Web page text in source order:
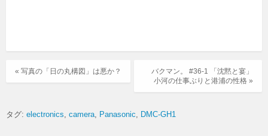
バクマン。 #36-1 「沈黙と宴」
小河の仕事ぶりと港浦の性格 »
« 写真の「日の丸構図」は悪か？
タグ: electronics camera Panasonic DMC-GH1